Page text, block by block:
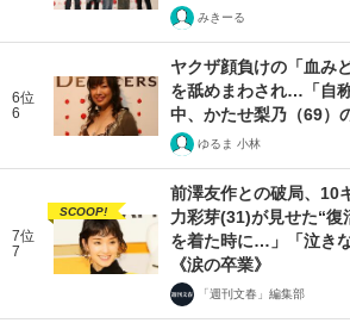
みきーる
6位
6
ヤクザ顔負けの「血み
を舐めまわされ…「自
中、かたせ梨乃（69）
ゆるま 小林
7位
7
SCOOP!
前澤友作との破局、10
力彩芽(31)が見せた“復
を着た時に…」「泣き
《涙の卒業》
「週刊文春」編集部